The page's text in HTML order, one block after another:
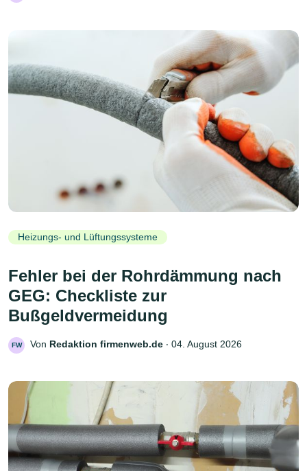
Heizungs- und Lüftungssysteme
Fehler bei der Rohrdämmung nach
GEG: Checkliste zur
Bußgeldvermeidung
FW Von Redaktion firmenweb.de ‧ 04. August 2026